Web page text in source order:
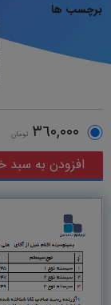
برچسب ها
٣٦٠,٠٠٠ تومان